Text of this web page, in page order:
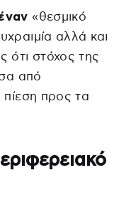
«θεσμικό
αλλά και
ότι στόχος της
από
πίεση προς τα